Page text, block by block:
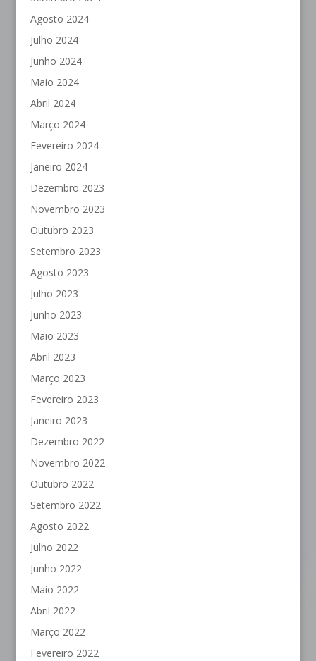
Agosto 2024
Julho 2024
Junho 2024
Maio 2024
Abril 2024
Março 2024
Fevereiro 2024
Janeiro 2024
Dezembro 2023
Novembro 2023
Outubro 2023
Setembro 2023
Agosto 2023
Julho 2023
Junho 2023
Maio 2023
Abril 2023
Março 2023
Fevereiro 2023
Janeiro 2023
Dezembro 2022
Novembro 2022
Outubro 2022
Setembro 2022
Agosto 2022
Julho 2022
Junho 2022
Maio 2022
Abril 2022
Março 2022
Fevereiro 2022